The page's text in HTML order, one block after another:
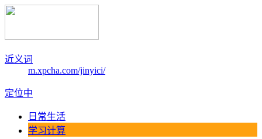
近义词
m.xpcha.com/jinyici/
定位中
日常生活
学习计算